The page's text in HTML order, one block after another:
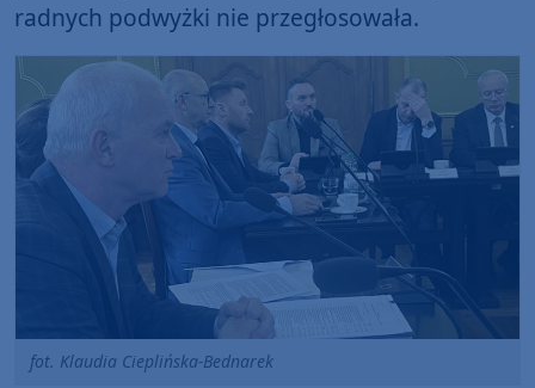
radnych podwyżki nie przegłosowała.
fot. Klaudia Cieplińska-Bednarek